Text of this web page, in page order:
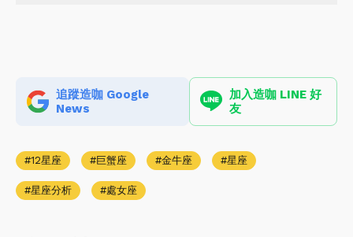
追蹤造咖 Google
News
加入造咖 LINE 好
友
12星座 巨蟹座 金牛座 星座
星座分析 處女座